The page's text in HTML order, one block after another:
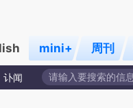
mini+ 周刊
讣闻